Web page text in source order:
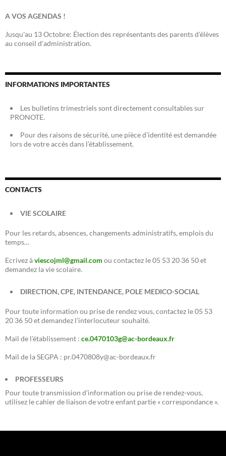
A VOS AGENDAS !
Jusqu'au 13 Octobre: Élection des représentants des parents d'élèves
au conseil d'administration.
INFORMATIONS IMPORTANTES
Les bulletins trimestriels sont directement consultables sur
PRONOTE.
Pour des raisons de sécurité, une pièce d’identité est demandée
lors de votre accès dans l’établissement.
CONTACTS
VIE SCOLAIRE
Pour les retards, absences, changements administratifs, emplois du
temps…
Ecrivez àviescojml@gmail.com ou contactez le 05 53 20 36 50 et
demandez la vie scolaire.
DIRECTION, CPE, INTENDANCE, POLE MEDICO-SOCIAL
Pour toute information ou prise de rendez vous, contactez le 05 53
20 36 50 et demandez l’interlocuteur souhaité.
Mail de l’établissement : ce.0470103g@ac-bordeaux.fr
Mail de la SEGPA : pr.0470808y@ac-bordeaux.fr
PROFESSEURS
Pour toute transmission d’information ou prise de rendez-vous,
utilisez le cahier de liaison de votre enfant partie « correspondance ».